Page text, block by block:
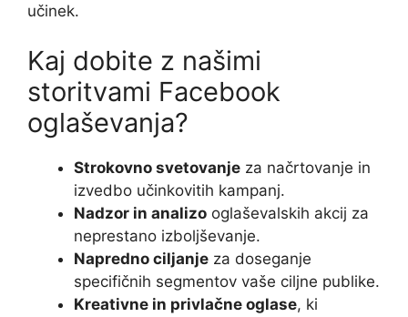
učinek.
Kaj dobite z našimi
storitvami Facebook
oglaševanja?
Strokovno svetovanje za načrtovanje in
izvedbo učinkovitih kampanj.
Nadzor in analizo oglaševalskih akcij za
neprestano izboljševanje.
Napredno ciljanje za doseganje
specifičnih segmentov vaše ciljne publike.
Kreativne in privlačne oglase, ki